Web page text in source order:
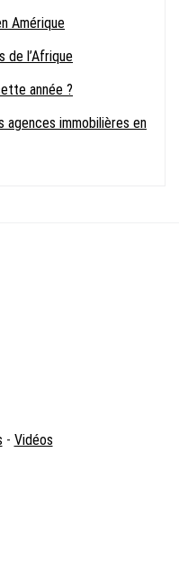
Amérique
de l’Afrique
année ?
agences immobilières en
- Vidéos